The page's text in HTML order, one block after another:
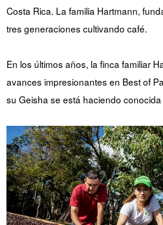
Costa Rica. La familia Hartmann,
tres generaciones cultivando café.
En los últimos años, la finca familiar
avances impresionantes en Best of
su Geisha se está haciendo